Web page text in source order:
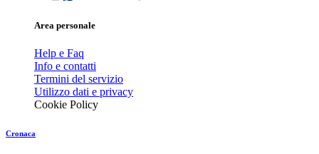
Area personale
Help e Faq
Info e contatti
Termini del servizio
Utilizzo dati e privacy
Cookie Policy
Cronaca